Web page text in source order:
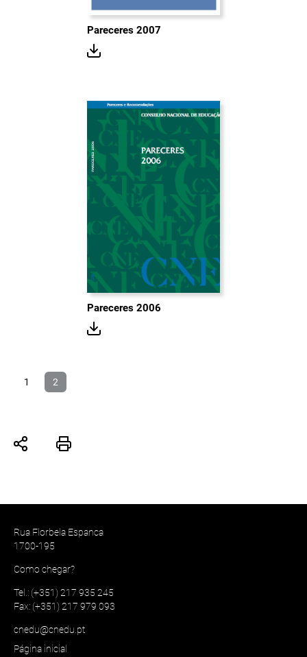
Pareceres 2007
Pareceres 2006
1 2
Rua Florbela Espanca
1700-195
Como chegar?
Tel.: (+351) 217 935 245
Fax: (+351) 217 979 093
cnedu@cnedu.pt
Página inicial